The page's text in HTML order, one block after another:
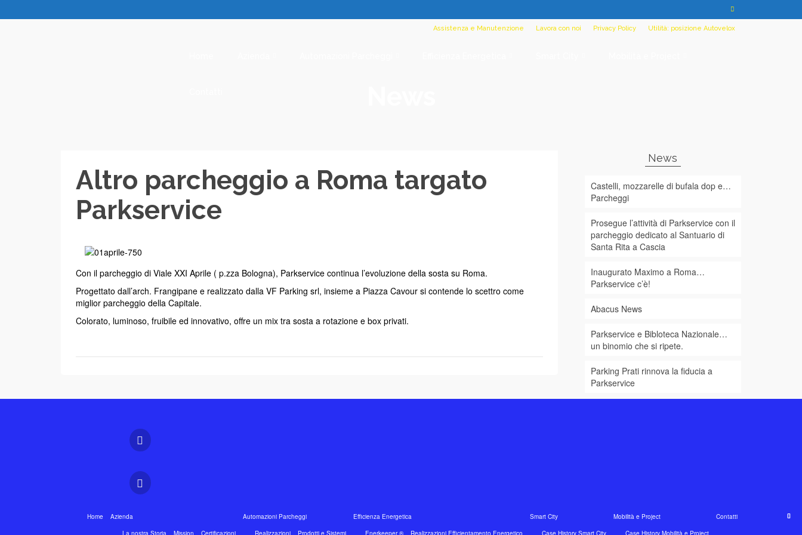
Assistenza e Manutenzione Lavora con noi Privacy Policy Utilità: posizione Autovelox
Altro parcheggio a Roma targato
Parkservice
Con il parcheggio di Viale XXI Aprile ( p.zza Bologna), Parkservice continua l’evoluzione della sosta su Roma.
Progettato dall’arch. Frangipane e realizzato dalla VF Parking srl, insieme a Piazza Cavour si contende lo scettro come
miglior parcheggio della Capitale.
Colorato, luminoso, fruibile ed innovativo, offre un mix tra sosta a rotazione e box privati.
News
Castelli, mozzarelle di bufala dop e…
Parcheggi
Prosegue l’attività di Parkservice con il
parcheggio dedicato al Santuario di
Santa Rita a Cascia
Inaugurato Maximo a Roma…
Parkservice c’è!
Abacus News
Parkservice e Bibloteca Nazionale…
un binomio che si ripete.
Parking Prati rinnova la fiducia a
Parkservice
Home
Azienda
La nostra Storia
Mission Certificazioni
Automazioni Parcheggi
Realizzazioni
Prodotti e Sistemi
Efficienza Energetica
Enerkeeper ®
Realizzazioni Efficientamento Energetico
Smart City
Case History Smart City
Mobilità e Project
Case History Mobilità e Project
Contatti